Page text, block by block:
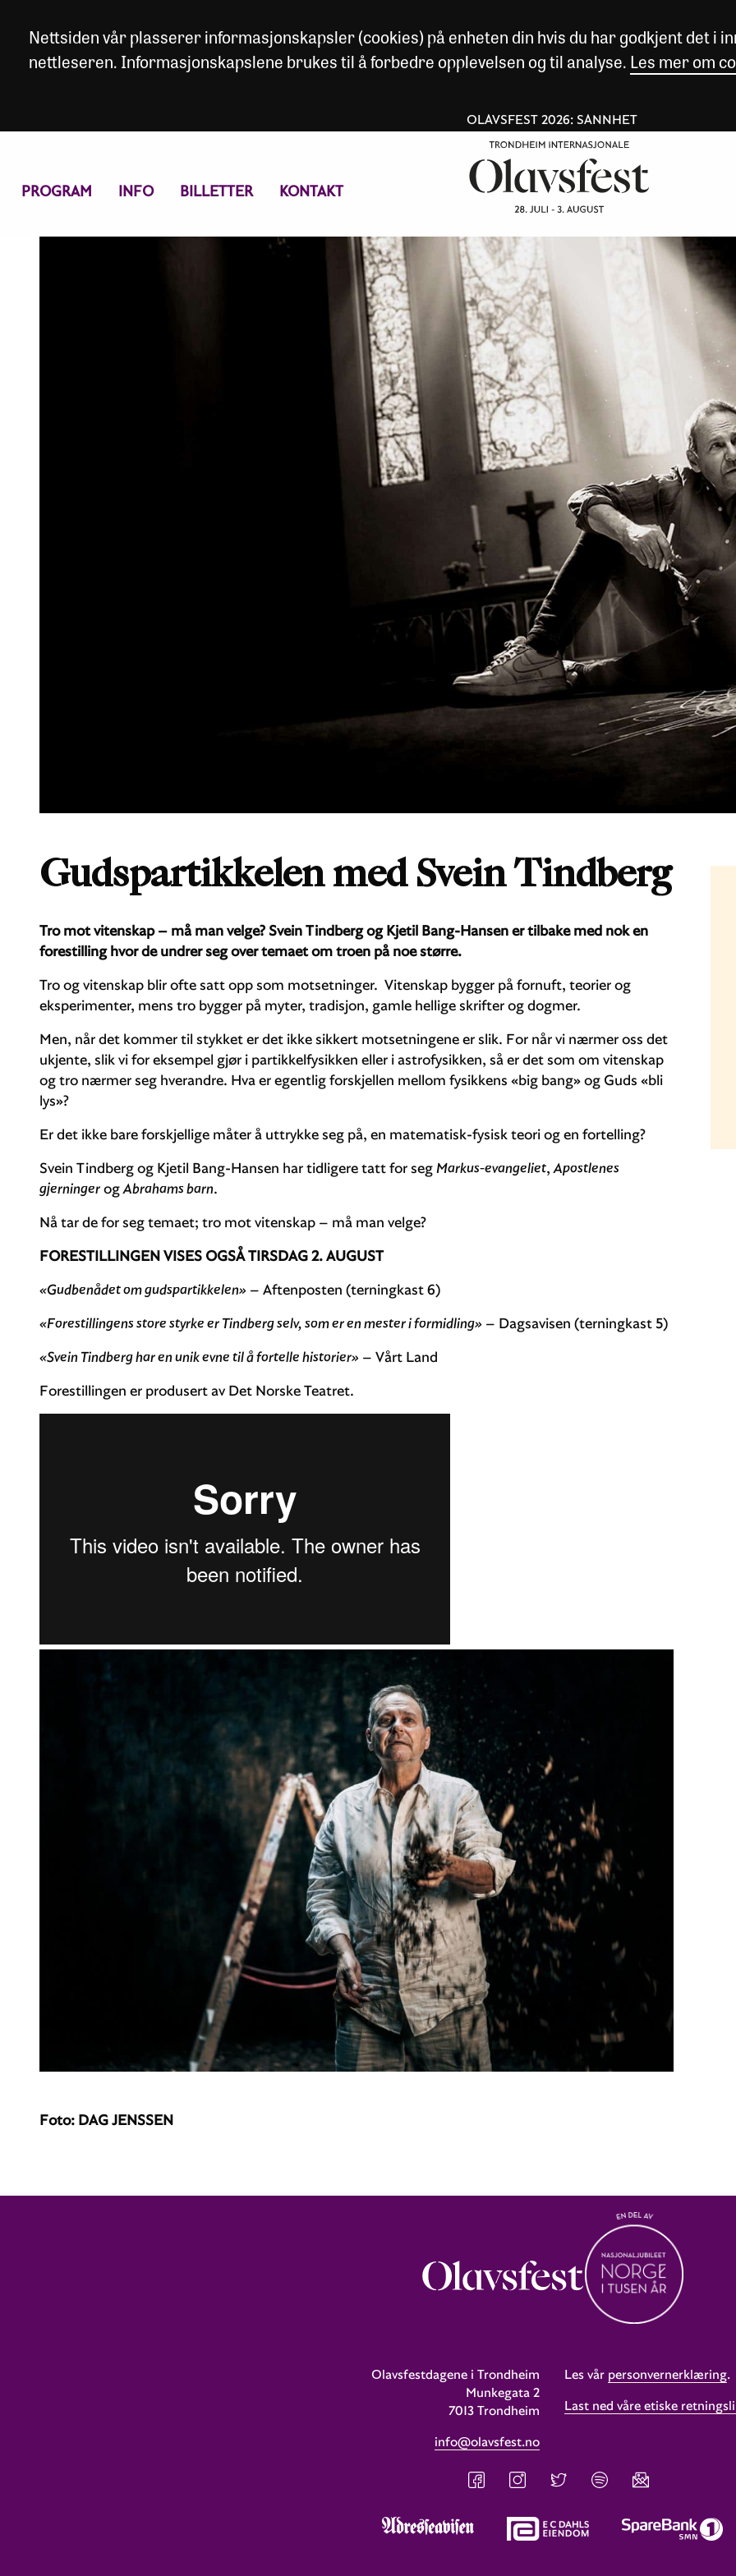
Nettsiden vår plasserer informasjonskapsler (cookies) på enheten din hvis du har godkjent det i
nettleseren. Informasjonskapslene brukes til å forbedre opplevelsen og til analyse. Les mer om
OLAVSFEST 2026: SANNHET
PROGRAM INFO BILLETTER KONTAKT
Gudspartikkelen med Svein Tindberg
Tro mot vitenskap – må man velge? Svein Tindberg og Kjetil Bang-Hansen er tilbake med nok en
forestilling hvor de undrer seg over temaet om troen på noe større.
Tro og vitenskap blir ofte satt opp som motsetninger. Vitenskap bygger på fornuft, teorier og
eksperimenter, mens tro bygger på myter, tradisjon, gamle hellige skrifter og dogmer.
Men, når det kommer til stykket er det ikke sikkert motsetningene er slik. For når vi nærmer oss det
ukjente, slik vi for eksempel gjør i partikkelfysikken eller i astrofysikken, så er det som om vitenskap
og tro nærmer seg hverandre. Hva er egentlig forskjellen mellom fysikkens «big bang» og Guds «bli
lys»?
Er det ikke bare forskjellige måter å uttrykke seg på, en matematisk-fysisk teori og en fortelling?
Svein Tindberg og Kjetil Bang-Hansen har tidligere tatt for seg Markus-evangeliet, Apostlenes
gjerningerogAbrahams barn.
Nå tar de for seg temaet; tro mot vitenskap – må man velge?
FORESTILLINGEN VISES OGSÅ TIRSDAG 2. AUGUST
«Gudbenådet om gudspartikkelen» – Aftenposten (terningkast 6)
«Forestillingens store styrke er Tindberg selv, som er en mester i formidling» – Dagsavisen (terningkast 5)
«Svein Tindberg har en unik evne til å fortelle historier» – Vårt Land
Forestillingen er produsert av Det Norske Teatret.
Foto: DAG JENSSEN
Olavsfestdagene i Trondheim
Munkegata 2
7013 Trondheim
info@olavsfest.no
Les vår personvernerklæring.
Last ned våre etiske